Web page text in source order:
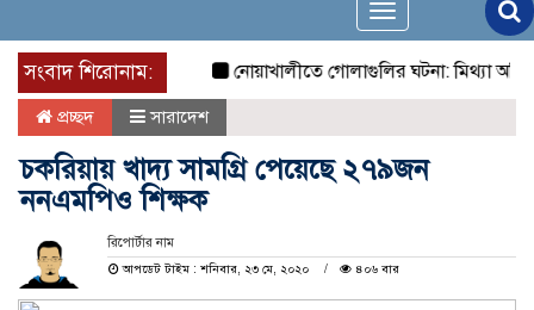
Toggle
navigation
সংবাদ শিরোনাম:
নোয়াখালীতে গোলাগুলির ঘটনা: মিথ্যা অভিযোগে
প্রচ্ছদ সারাদেশ
চকরিয়ায় খাদ্য সামগ্রি পেয়েছে ২৭৯জন
ননএমপিও শিক্ষক
রিপোর্টার নাম
আপডেট টাইম : শনিবার, ২৩ মে, ২০২০
৪০৬ বার